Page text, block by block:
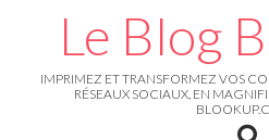
Le Blog
IMPRIMEZ ET TRANSFORMEZ VOS
RÉSEAUX SOCIAUX, EN